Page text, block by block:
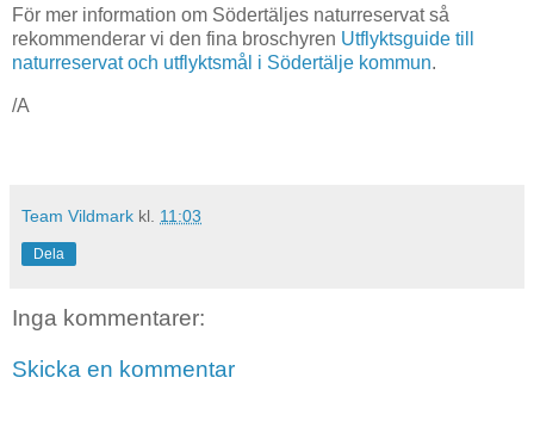
För mer information om Södertäljes naturreservat så
rekommenderar vi den fina broschyren Utflyktsguide till
naturreservat och utflyktsmål i Södertälje kommun.
/A
Team Vildmark kl. 11:03
Dela
Inga kommentarer:
Skicka en kommentar